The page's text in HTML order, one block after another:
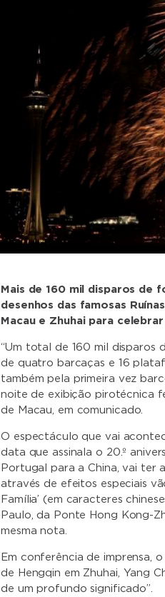
Mais de 160 mil disparos
desenhos das famosas
Macau e Zhuhai para
“Um total de 160 mil
de quatro barcaças e 16
também pela primeira vez
noite de exibição pirotécnica
de Macau, em comunicado.
O espectáculo que vai
data que assinala o 20.º
Portugal para a China, vai ter
através de efeitos especiais
Família’ (em caracteres
Paulo, da Ponte Hong Kong-
mesma nota.
Em conferência de imprensa,
de Hengqin em Zhuhai, Yang
de um profundo significado”.